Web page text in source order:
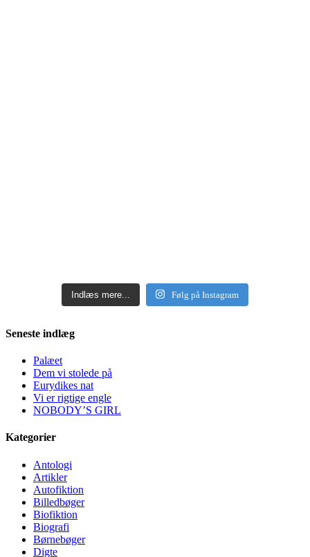
Indlæs mere... Følg på Instagram
Seneste indlæg
Palæet
Dem vi stolede på
Eurydikes nat
Vi er rigtige engle
NOBODY’S GIRL
Kategorier
Antologi
Artikler
Autofiktion
Billedbøger
Biofiktion
Biografi
Børnebøger
Digte